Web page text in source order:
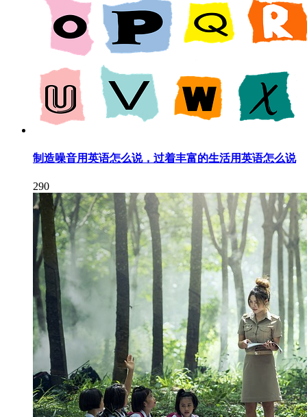
制造噪音用英语怎么说，过着丰富的生活用英语怎么说
290